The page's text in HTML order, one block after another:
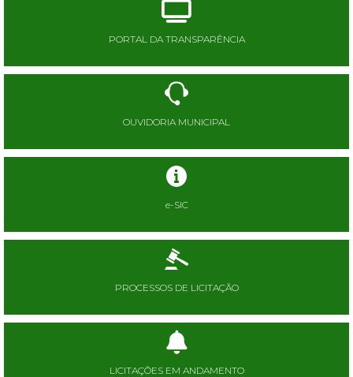
PORTAL DA TRANSPARÊNCIA
OUVIDORIA MUNICIPAL
e-SIC
PROCESSOS DE LICITAÇÃO
LICITAÇÕES EM ANDAMENTO